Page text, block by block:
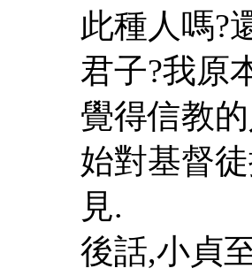
此種人嗎?
君子?我原
覺得信教
始對基督
見.
後話,小貞